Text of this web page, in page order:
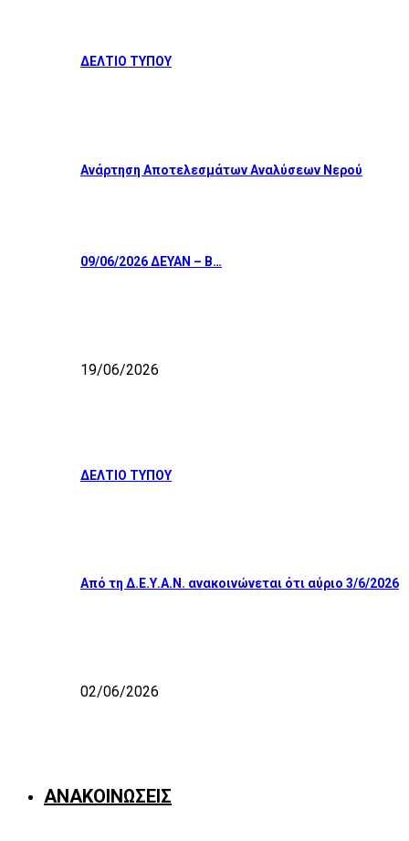
ΔΕΛΤΙΟ ΤΥΠΟΥ
Ανάρτηση Αποτελεσμάτων Αναλύσεων Νερού
09/06/2026 ΔΕΥΑΝ – Β…
19/06/2026
ΔΕΛΤΙΟ ΤΥΠΟΥ
Από τη Δ.Ε.Υ.Α.Ν. ανακοινώνεται ότι αύριο 3/6/2026
02/06/2026
ΑΝΑΚΟΙΝΩΣΕΙΣ